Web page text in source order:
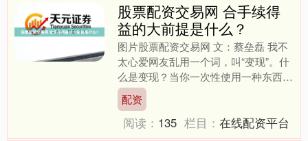
股票配资交易网 合手续得
益的大前提是什么？
图片股票配资交易网 文：蔡垒磊 我不
太心爱网友乱用一个词，叫“变现”。什
么是变现？当你一次性使用一种东西，
用完就没了，咱们说它叫变现，变，等
于事物从一种表情调整....
配资
阅读： 135 栏目：在线配资平台